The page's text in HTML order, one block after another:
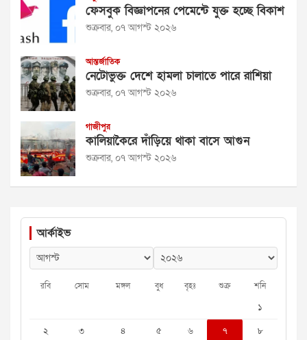
ফেসবুক বিজ্ঞাপনের পেমেন্টে যুক্ত হচ্ছে বিকাশ
শুক্রবার, ০৭ আগস্ট ২০২৬
আন্তর্জাতিক
নেটোভুক্ত দেশে হামলা চালাতে পারে রাশিয়া
শুক্রবার, ০৭ আগস্ট ২০২৬
গাজীপুর
কালিয়াকৈরে দাঁড়িয়ে থাকা বাসে আগুন
শুক্রবার, ০৭ আগস্ট ২০২৬
আর্কাইভ
রবি সোম মঙ্গল বুধ বৃহঃ শুক্র শনি
১
২
৩ ৪ ৫ ৬ ৭
৮